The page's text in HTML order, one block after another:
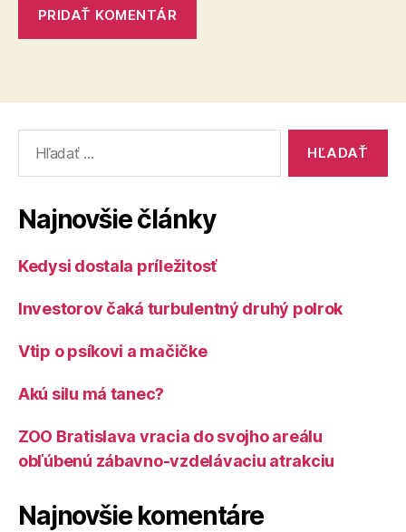
Najnovšie články
Kedysi dostala príležitosť
Investorov čaká turbulentný druhý polrok
Vtip o psíkovi a mačičke
Akú silu má tanec?
ZOO Bratislava vracia do svojho areálu
obľúbenú zábavno-vzdelávaciu atrakciu
Najnovšie komentáre